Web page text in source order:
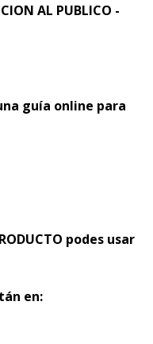
AL PUBLICO -
guía online para
podes usar
en: